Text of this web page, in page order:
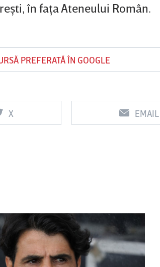
în faţa Ateneului Român.
PREFERATĂ ÎN GOOGLE
X EMAIL